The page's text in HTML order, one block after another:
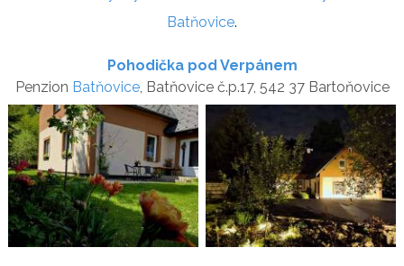
Batňovice.
Pohodička pod Verpánem
Penzion Batňovice, Batňovice č.p.17, 542 37 Bartoňovice